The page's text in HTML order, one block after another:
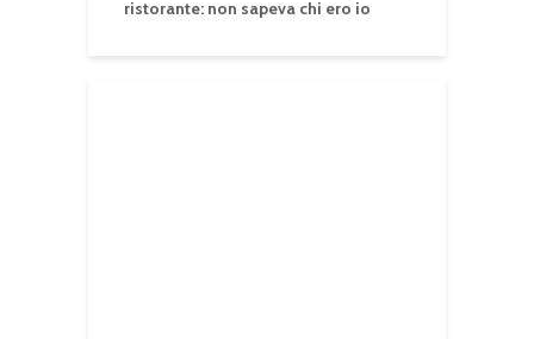
ristorante: non sapeva chi ero io